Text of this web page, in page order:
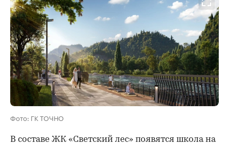
Фото: ГК ТОЧНО
В составе ЖК «Светский лес» появятся школа на